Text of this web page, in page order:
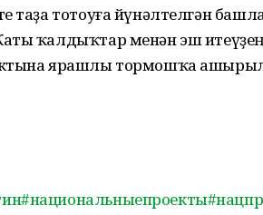
таҙа тотоуға йүнәлтелгән
ҡалдыҡтар менән эш
ярашлы тормошҡа
#национальныепроекты